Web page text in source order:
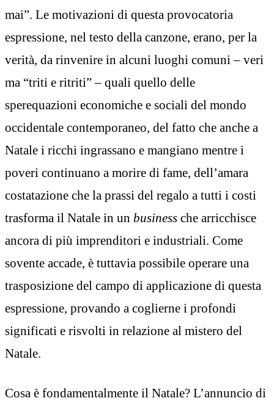
mai”. Le motivazioni di questa provocatoria
espressione, nel testo della canzone, erano, per la
verità, da rinvenire in alcuni luoghi comuni – veri
ma “triti e ritriti” – quali quello delle
sperequazioni economiche e sociali del mondo
occidentale contemporaneo, del fatto che anche a
Natale i ricchi ingrassano e mangiano mentre i
poveri continuano a morire di fame, dell’amara
costatazione che la prassi del regalo a tutti i costi
trasforma il Natale in un business che arricchisce
ancora di più imprenditori e industriali. Come
sovente accade, è tuttavia possibile operare una
trasposizione del campo di applicazione di questa
espressione, provando a coglierne i profondi
significati e risvolti in relazione al mistero del
Natale.
Cosa è fondamentalmente il Natale? L’annuncio di